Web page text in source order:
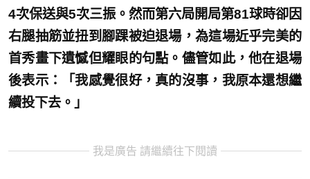
4次保送與5次三振。然而第六局開局第81球時卻因
右腿抽筋並扭到腳踝被迫退場，為這場近乎完美的
首秀畫下遺憾但耀眼的句點。儘管如此，他在退場
後表示：「我感覺很好，真的沒事，我原本還想繼
續投下去。」
我是廣告 請繼續往下閱讀